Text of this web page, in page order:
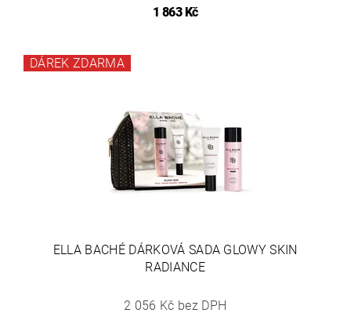
1 863 Kč
DÁREK ZDARMA
ELLA BACHÉ DÁRKOVÁ SADA GLOWY SKIN
RADIANCE
2 056 Kč bez DPH